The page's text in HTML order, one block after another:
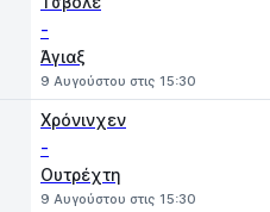
-
Άγιαξ
9 Αυγούστου στις 15:30
Χρόνινχεν
-
Ουτρέχτη
9 Αυγούστου στις 15:30